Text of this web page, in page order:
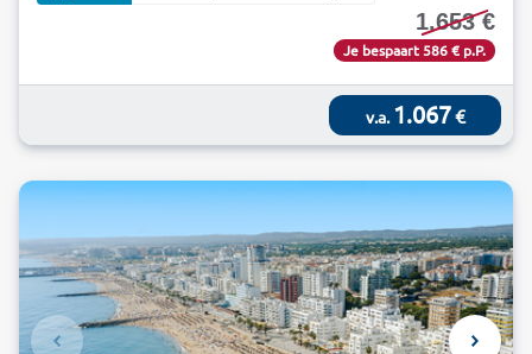
1.653 €
Je bespaart 586 € p.P.
v.a.1.067€